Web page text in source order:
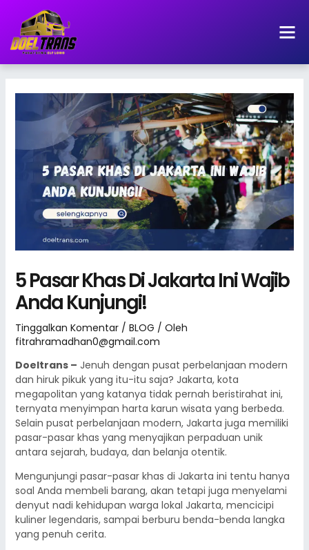
konten
5 Pasar Khas Di Jakarta Ini Wajib
Anda Kunjungi!
Tinggalkan Komentar / BLOG / Oleh
fitrahramadhan0@gmail.com
Doeltrans – Jenuh dengan pusat perbelanjaan modern
dan hiruk pikuk yang itu-itu saja? Jakarta, kota
megapolitan yang katanya tidak pernah beristirahat ini,
ternyata menyimpan harta karun wisata yang berbeda.
Selain pusat perbelanjaan modern, Jakarta juga memiliki
pasar-pasar khas yang menyajikan perpaduan unik
antara sejarah, budaya, dan belanja otentik.
Mengunjungi pasar-pasar khas di Jakarta ini tentu hanya
soal Anda membeli barang, akan tetapi juga menyelami
denyut nadi kehidupan warga lokal Jakarta, mencicipi
kuliner legendaris, sampai berburu benda-benda langka
yang penuh cerita.